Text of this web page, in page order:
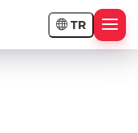
TR